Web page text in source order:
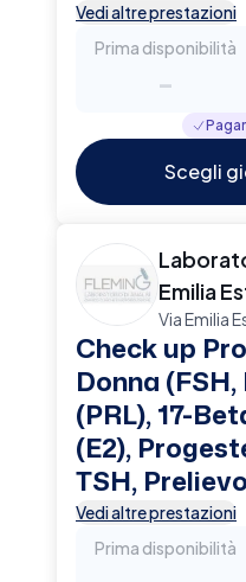
Vedi altre prestazioni
Prima disponibilità
-
Scegli
Emilia
Via Emilia
Check up
Donna
(PRL), 17-
(E2),
TSH,
Vedi altre prestazioni
Prima disponibilità